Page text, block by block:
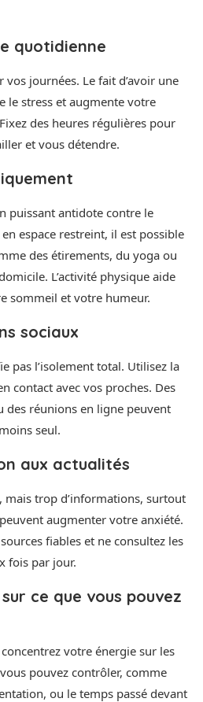
quotidienne
journées. Le fait d’avoir une
le stress et augmente votre
des heures régulières pour
et vous détendre.
puissant antidote contre le
espace restreint, il est possible
des étirements, du yoga ou
L’activité physique aide
sommeil et votre humeur.
sociaux
pas l’isolement total. Utilisez la
contact avec vos proches. Des
des réunions en ligne peuvent
seul.
aux actualités
mais trop d’informations, surtout
augmenter votre anxiété.
fiables et ne consultez les
fois par jour.
ce que vous pouvez
votre énergie sur les
pouvez contrôler, comme
ou le temps passé devant